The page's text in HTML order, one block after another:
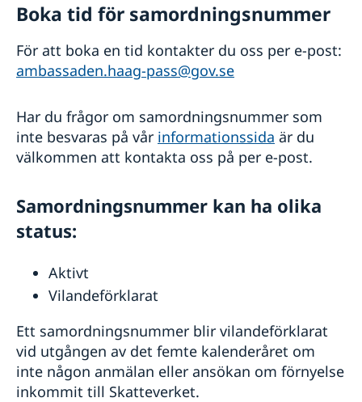
Boka tid för samordningsnummer
För att boka en tid kontakter du oss per e-post:
ambassaden.haag-pass@gov.se
Har du frågor om samordningsnummer som
inte besvaras på vår informationssida är du
välkommen att kontakta oss på per e-post.
Samordningsnummer kan ha olika
status:
Aktivt
Vilandeförklarat
Ett samordningsnummer blir vilandeförklarat
vid utgången av det femte kalenderåret om
inte någon anmälan eller ansökan om förnyelse
inkommit till Skatteverket.